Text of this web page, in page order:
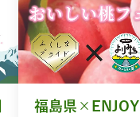
福島県